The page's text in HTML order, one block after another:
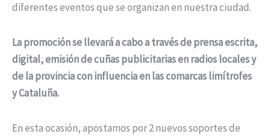
diferentes eventos que se organizan en nuestra ciudad.
La promoción se llevará a cabo a través deprensa escrita,
digital, emisión de cuñas publicitarias en radios locales y
de la provincia con influencia en las comarcas limítrofes
y Cataluña.
En esta ocasión, apostamos por 2 nuevos soportes de